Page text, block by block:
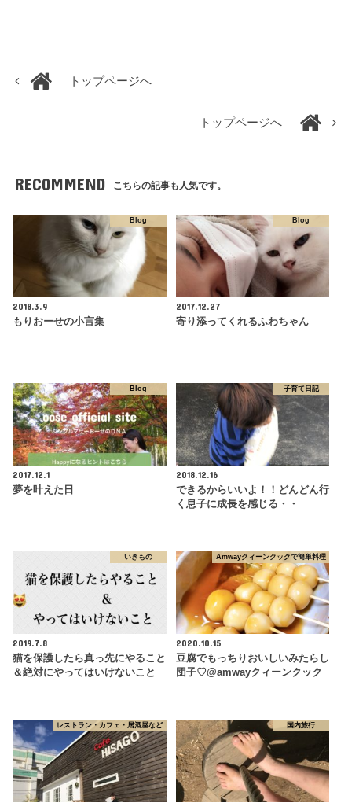
トップページへ
トップページへ
RECOMMEND こちらの記事も人気です。
Blog
2018.3.9
もりおーせの小言集
Blog
2017.12.27
寄り添ってくれるふわちゃん
Blog
2017.12.1
夢を叶えた日
子育て日記
2018.12.16
できるからいいよ！！どんどん行
く息子に成長を感じる・・
いきもの
2019.7.8
猫を保護したら真っ先にやること
＆絶対にやってはいけないこと
Amwayクィーンクックで簡単料理
2020.10.15
豆腐でもっちりおいしいみたらし
団子♡@amwayクィーンクック
レストラン・カフェ・居酒屋など 国内旅行